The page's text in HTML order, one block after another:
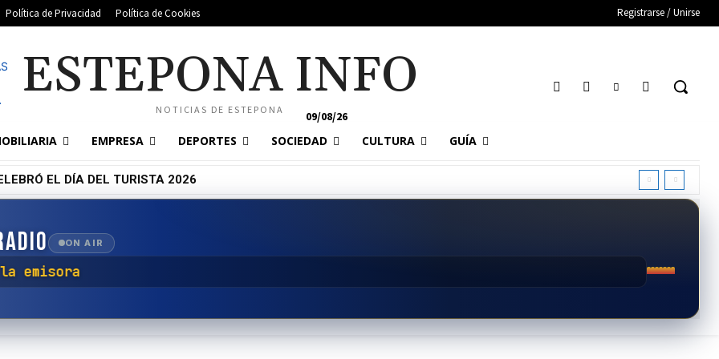
Política de Privacidad Política de Cookies Registrarse / Unirse
ESTEPONA INFO
NOTICIAS DE ESTEPONA 09/08/26
EMPRESA DEPORTES SOCIEDAD CULTURA GUÍA
EL DÍA DEL TURISTA 2026
ON AIR
con la emisora